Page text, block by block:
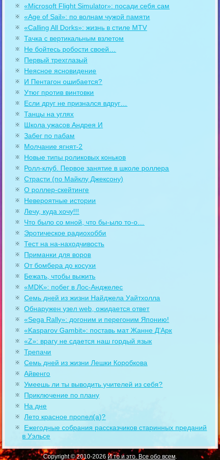
«Microsoft Flight Simulator»: посади себя сам
«Age of Sail»: по волнам чужой памяти
«Calling All Dorks»: жизнь в стиле MTV
Тачка с вертикальным взлетом
Не бойтесь робости своей…
Первый трехглазый
Неясное ясновидение
И Пентагон ошибается?
Утюг против винтовки
Если друг не признался вдруг…
Танцы на углях
Школа ужасов Андрея И
Забег по пабам
Молчание ягнят-2
Новые типы роликовых коньков
Ролл-клуб. Первое занятие в школе роллера
Страсти (по Майклу Джексону)
О роллер-скейтинге
Невероятные истории
Лечу, куда хочу!!!
Что было со мной, что бы-ыло то-о…
Эротическое радиохобби
Тест на на-находчивость
Приманки для воров
От бомбера до косухи
Бежать, чтобы выжить
«MDK»: побег в Лос-Анджелес
Семь дней из жизни Найджела Уайтхолла
Обнаружен узел web, ожидается ответ
«Sega Rally»: догоним и перегоним Японию!
«Kasparov Gambit»: поставь мат Жанне Д’Арк
«Z»: врагу не сдается наш гордый язык
Трепачи
Семь дней из жизни Лешки Коробкова
Айвенго
Умеешь ли ты выводить учителей из себя?
Приключение по плану
На дне
Лето красное пропел(а)?
Ежегодные собрания рассказчиков старинных преданий
в Уэльсе
Copyright © 2010-2026 И то и это. Все обо всем.